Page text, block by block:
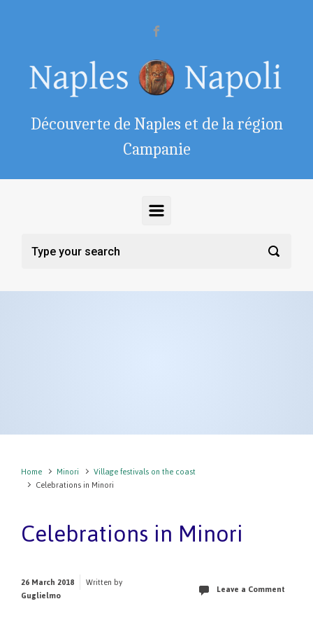
Découverte de Naples et de la région
Campanie
Home Minori
Village festivals on the coast
Celebrations in Minori
Celebrations in Minori
26 March 2018
Written by
Guglielmo
Leave a Comment